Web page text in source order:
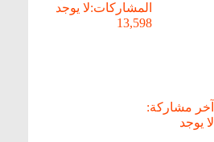
المشاركات:
13,598
لا يوجد
آخر مشاركة:
لا يوجد